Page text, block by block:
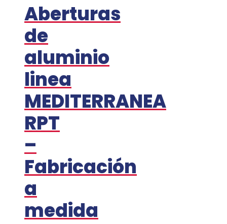
Aberturas
de
aluminio
linea
MEDITERRANEA
RPT
–
Fabricación
a
medida